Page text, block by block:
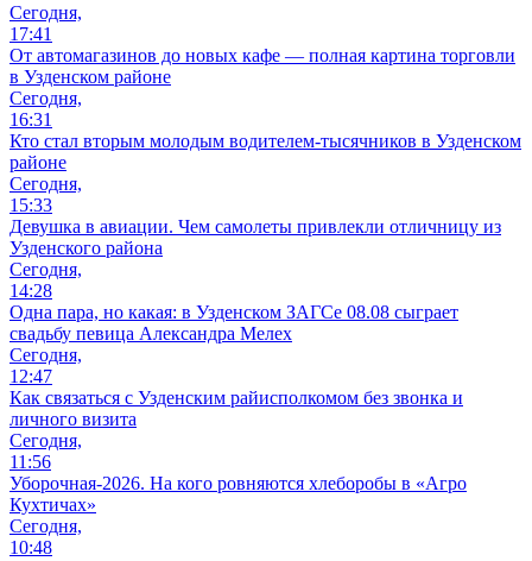
Сегодня,
17:41
От автомагазинов до новых кафе — полная картина торговли
в Узденском районе
Сегодня,
16:31
Кто стал вторым молодым водителем-тысячников в Узденском
районе
Сегодня,
15:33
Девушка в авиации. Чем самолеты привлекли отличницу из
Узденского района
Сегодня,
14:28
Одна пара, но какая: в Узденском ЗАГСе 08.08 сыграет
свадьбу певица Александра Мелех
Сегодня,
12:47
Как связаться с Узденским райисполкомом без звонка и
личного визита
Сегодня,
11:56
Уборочная-2026. На кого ровняются хлеборобы в «Агро
Кухтичах»
Сегодня,
10:48